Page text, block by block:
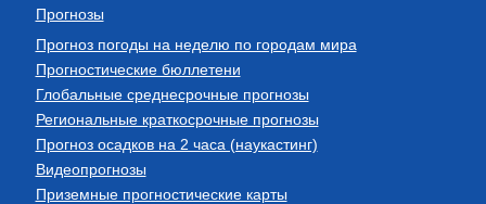
Прогнозы
Прогноз погоды на неделю по городам мира
Прогностические бюллетени
Глобальные среднесрочные прогнозы
Региональные краткосрочные прогнозы
Прогноз осадков на 2 часа (наукастинг)
Видеопрогнозы
Приземные прогностические карты